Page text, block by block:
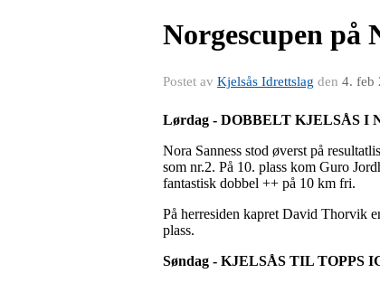
Norgescupen på
Postet av Kjelsås Idrettslag den 4. feb
Lørdag - DOBBELT KJELSÅS I
Nora Sanness stod øverst på
som nr.2. På 10. plass kom Guro
fantastisk dobbel ++ på 10 km fri.
På herresiden kapret David Thorvik
plass.
Søndag - KJELSÅS TIL TOPPS